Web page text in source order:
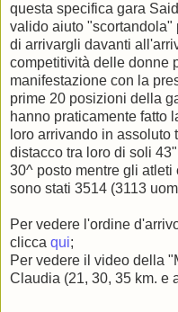
questa specifica gara
valido aiuto "scortandola"
di arrivargli davanti
competitività delle donne
manifestazione con la
prime 20 posizioni della
hanno praticamente fatto
loro arrivando in assoluto
distacco tra loro di soli
30^ posto mentre gli
sono stati 3514 (3113
Per vedere l'ordine
clicca qui;
Per vedere il video della
Claudia (21, 30, 35 km. e